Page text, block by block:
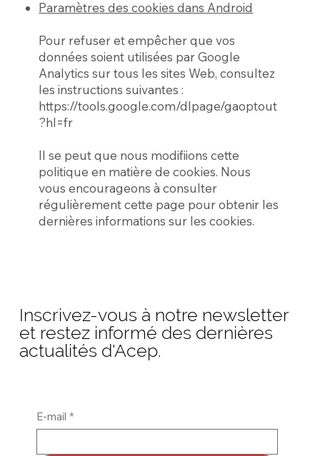
Paramètres des cookies dans Android
Pour refuser et empêcher que vos
données soient utilisées par Google
Analytics sur tous les sites Web, consultez
les instructions suivantes :
https://tools.google.com/dlpage/gaoptout
?hl=fr
Il se peut que nous modifiions cette
politique en matière de cookies. Nous
vous encourageons à consulter
régulièrement cette page pour obtenir les
dernières informations sur les cookies.
Inscrivez-vous à notre newsletter
et restez informé des dernières
actualités d'Acep.
E-mail *